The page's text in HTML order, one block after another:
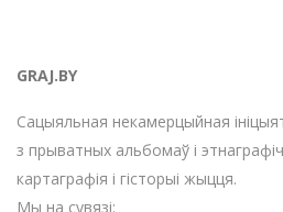
GRAJ.BY
Сацыяльная некамерцыйная
з прыватных альбомаў і
картаграфія і гісторыі жыцця.
Мы на сувязі: